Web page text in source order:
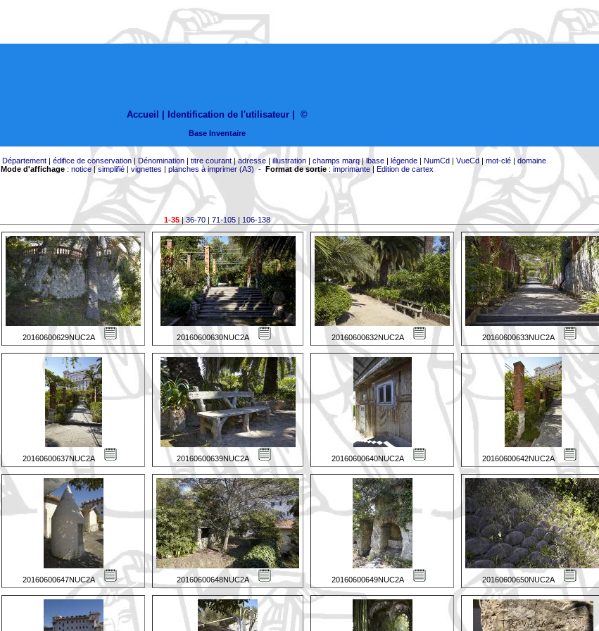
Accueil | Identification de l'utilisateur ©
Base Inventaire
Département| édifice de conservation| Dénomination| titre courant|adresse| illustration| champs marq|lbase| légende| NumCd| VueCd| mot-clé|domaine
Mode d'affichage: notice|simplifié| vignettes | planches à imprimer (A3) - Format de sortie: imprimante| Edition de cartex
1-35|36-70| 71-105| 106-138
20160600629NUC2A 20160600630NUC2A 20160600632NUC2A 20160600633NUC2A
20160600637NUC2A 20160600639NUC2A 20160600640NUC2A 20160600642NUC2A
20160600647NUC2A 20160600648NUC2A 20160600649NUC2A 20160600650NUC2A